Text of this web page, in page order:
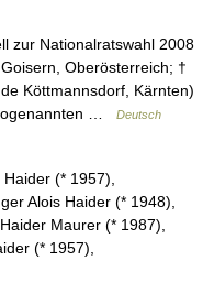
zur Nationalratswahl 2008
Oberösterreich; †
Köttmannsdorf, Kärnten)
…
Deutsch
(* 1957),
Alois Haider (* 1948),
Maurer (* 1987),
(* 1957),